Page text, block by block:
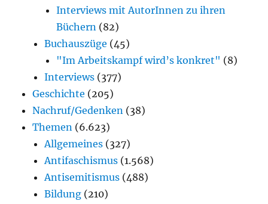
Interviews mit AutorInnen zu ihren
Büchern (82)
Buchauszüge (45)
"Im Arbeitskampf wird’s konkret" (8)
Interviews (377)
Geschichte (205)
Nachruf/Gedenken (38)
Themen (6.623)
Allgemeines (327)
Antifaschismus (1.568)
Antisemitismus (488)
Bildung (210)